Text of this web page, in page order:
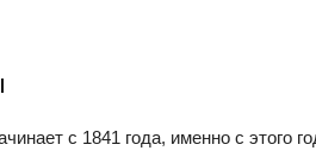
с 1841 года, именно с этого